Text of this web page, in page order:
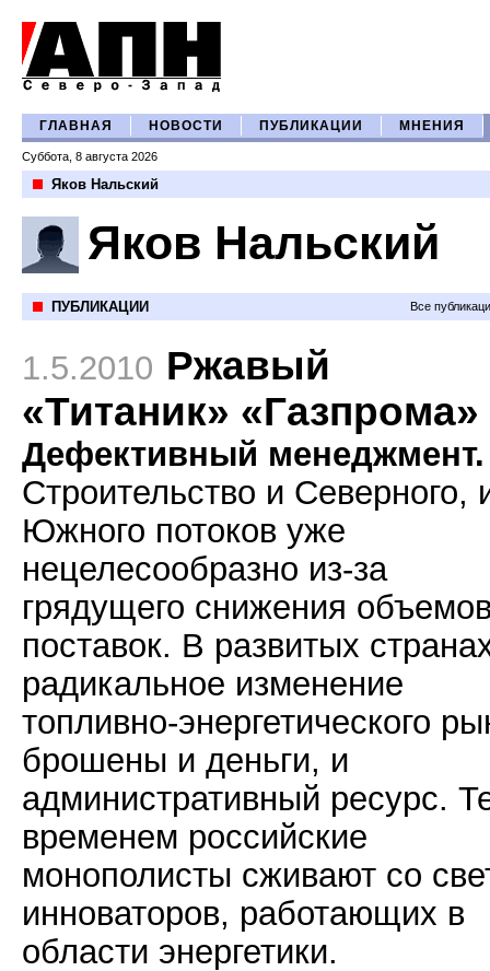
ГЛАВНАЯ НОВОСТИ ПУБЛИКАЦИИ МНЕНИЯ
Суббота, 8 августа 2026
Яков Нальский
Яков Нальский
ПУБЛИКАЦИИ Все
1.5.2010 Ржавый
«Титаник» «Газпрома»
Дефективный менеджмент.
Строительство и Северного,
Южного потоков уже
нецелесообразно из-за
грядущего снижения
поставок. В развитых
радикальное изменение
топливно-энергетического
брошены и деньги, и
административный ресурс.
временем российские
монополисты сживают со
инноваторов, работающих в
области энергетики.